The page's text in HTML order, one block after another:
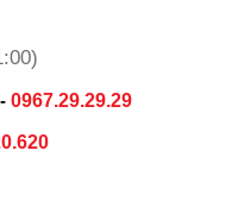
- 0967.29.29.29